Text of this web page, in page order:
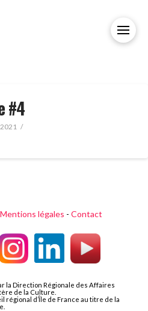
#4
Mentions légales - Contact
la Direction Régionale des Affaires
de la Culture.
régional d’Île de France au titre de la